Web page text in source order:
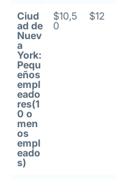
Ciud
ad de
Nuev
a
York:
Pequ
eños
empl
eado
res(1
0 o
men
os
empl
eado
s)
$10,5
0
$12